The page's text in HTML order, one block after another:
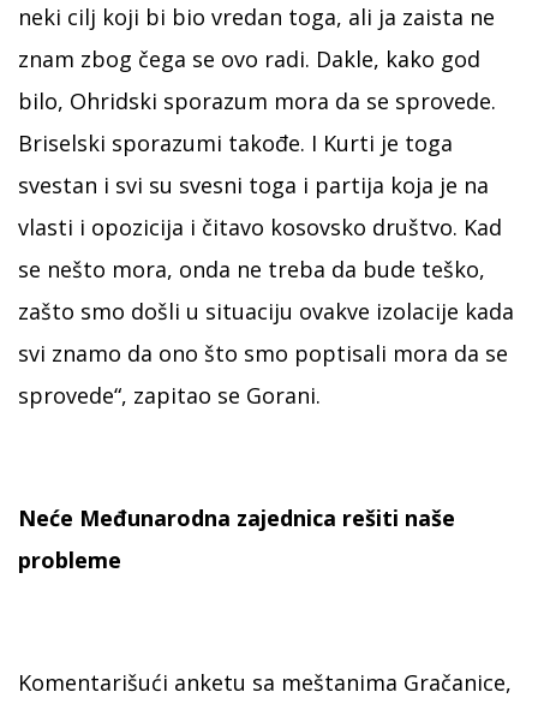
neki cilj koji bi bio vredan toga, ali ja zaista ne
znam zbog čega se ovo radi. Dakle, kako god
bilo, Ohridski sporazum mora da se sprovede.
Briselski sporazumi takođe. I Kurti je toga
svestan i svi su svesni toga i partija koja je na
vlasti i opozicija i čitavo kosovsko društvo. Kad
se nešto mora, onda ne treba da bude teško,
zašto smo došli u situaciju ovakve izolacije kada
svi znamo da ono što smo poptisali mora da se
sprovede“, zapitao se Gorani.
Neće Međunarodna zajednica rešiti naše
probleme
Komentarišući anketu sa meštanima Gračanice,